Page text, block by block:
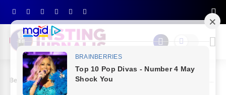
Beranda NEWS 2023 DPRD Sinjai Habiskan Dana Perjalanan Dinas 3,7 Miliar Dan Tahun 2024 Siap Sikat Kurang Lebih 5 Miliar, Pengamat "Rentang Korupsi"